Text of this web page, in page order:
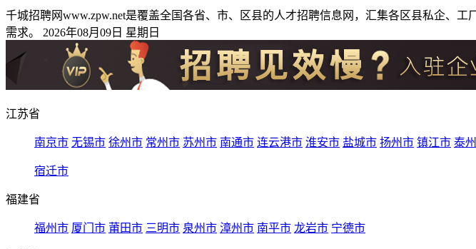
千城招聘网www.zpw.net是覆盖全国各省、市、区县的人才招聘信息网，汇集各区县私企、
需求。 2026年08月09日 星期日
江苏省
南京市 无锡市 徐州市 常州市 苏州市 南通市 连云港市 淮安市 盐城市 扬州市 镇江市 泰
宿迁市
福建省
福州市 厦门市 莆田市 三明市 泉州市 漳州市 南平市 龙岩市 宁德市